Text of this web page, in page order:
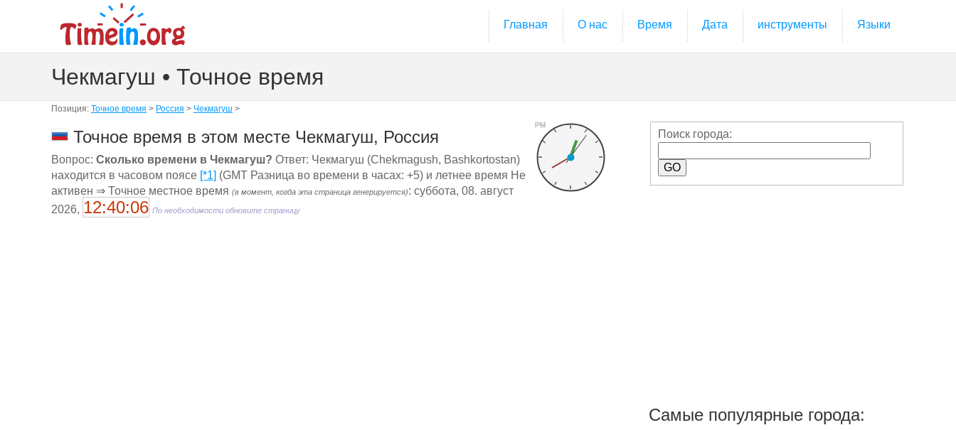
Главная О нас Время Дата инструменты Языки
Чекмагуш • Точное время
Позиция: Точное время > Россия > Чекмагуш >
PM
Точное время в этом месте Чекмагуш, Россия
Вопрос: Сколько времени в Чекмагуш? Ответ: Чекмагуш (Chekmagush, Bashkortostan)
находится в часовом поясе [*1] (GMT Разница во времени в часах: +5) и летнее время Не
активен ⇒ Точное местное время (в момент, когда эта страница генерируется): суббота, 08. август
2026, 12:40:06 По необходимости обновите страницу
Поиск города:
Самые популярные города: